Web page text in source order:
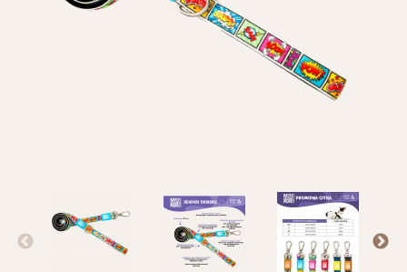
Оплата і доставка
Програма лояльності
+380 (95) 095-00-05